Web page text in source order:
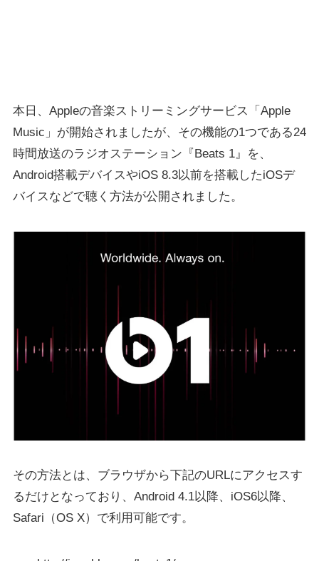
本日、Appleの音楽ストリーミングサービス「Apple
Music」が開始されましたが、その機能の1つである24
時間放送のラジオステーション『Beats 1』を、
Android搭載デバイスやiOS 8.3以前を搭載したiOSデ
バイスなどで聴く方法が公開されました。
その方法とは、ブラウザから下記のURLにアクセスす
るだけとなっており、Android 4.1以降、iOS6以降、
Safari（OS X）で利用可能です。